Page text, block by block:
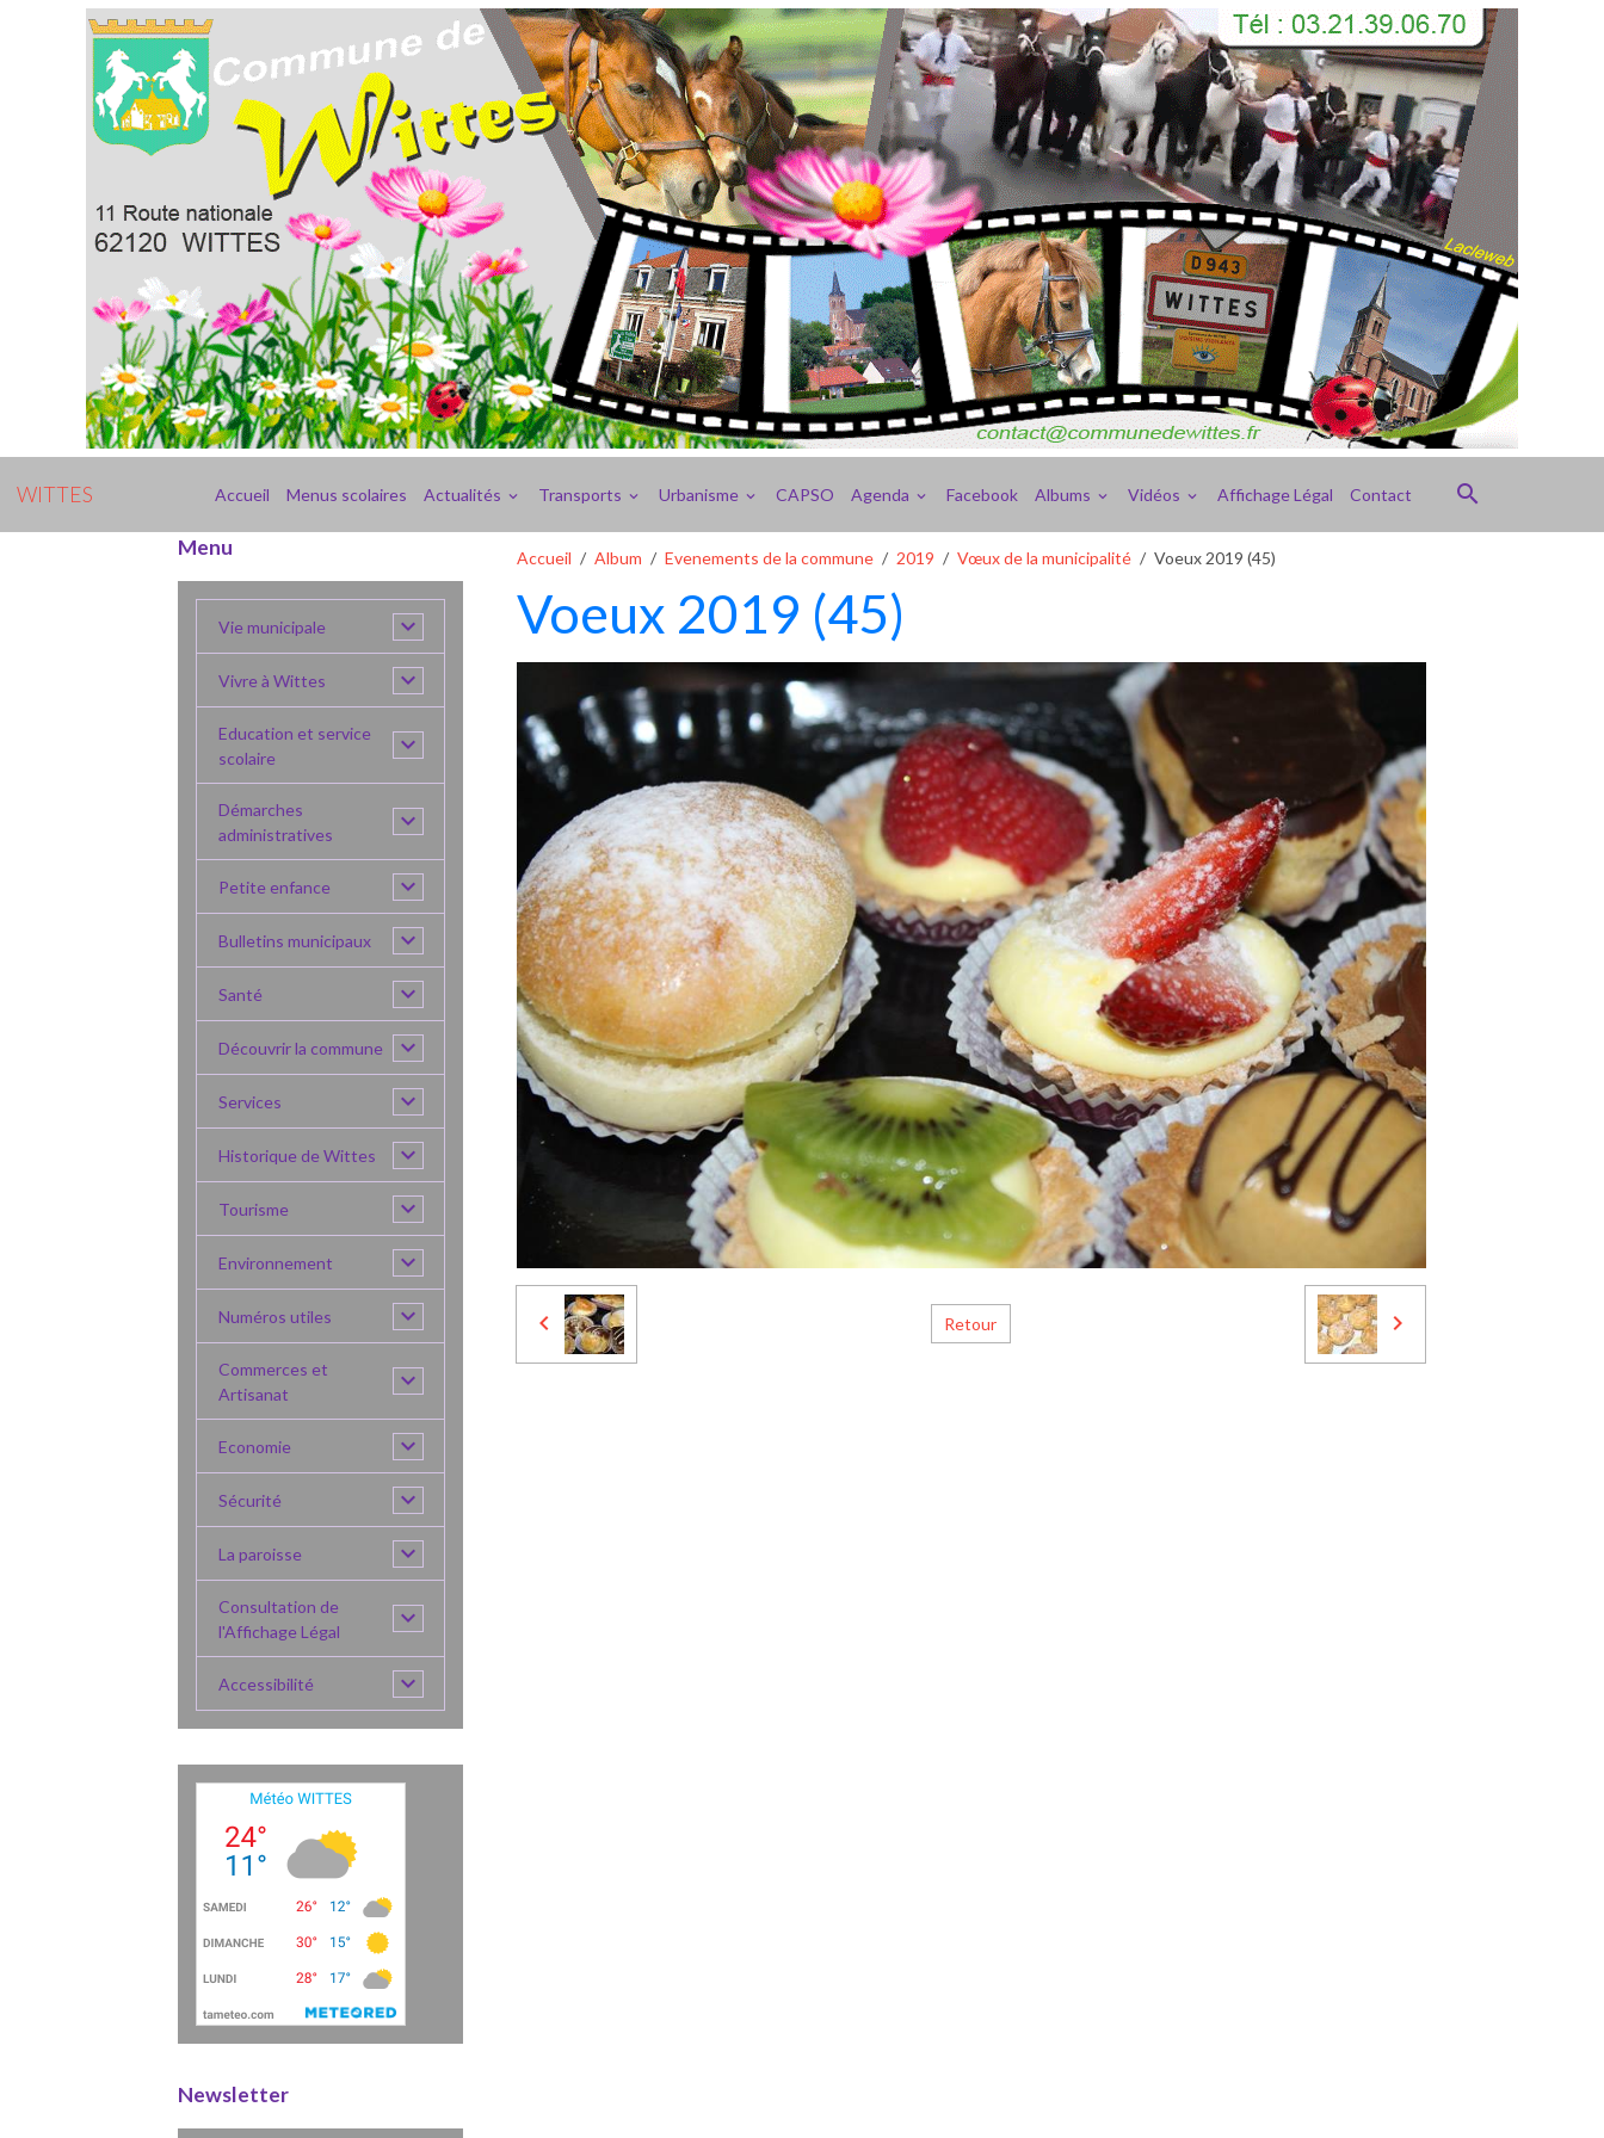
WITTES Accueil Menus scolaires Actualités Transports Urbanisme CAPSO Agenda Facebook Albums Vidéos Affichage Légal Contact
Accueil Album Evenements de la commune 2019 Vœux de la municipalité Voeux 2019 (45)
Voeux 2019 (45)
Retour
Menu
Vie municipale
Vivre à Wittes
Education et service
scolaire
Démarches
administratives
Petite enfance
Bulletins municipaux
Santé
Découvrir la commune
Services
Historique de Wittes
Tourisme
Environnement
Numéros utiles
Commerces et
Artisanat
Economie
Sécurité
La paroisse
Consultation de
l'Affichage Légal
Accessibilité
Newsletter